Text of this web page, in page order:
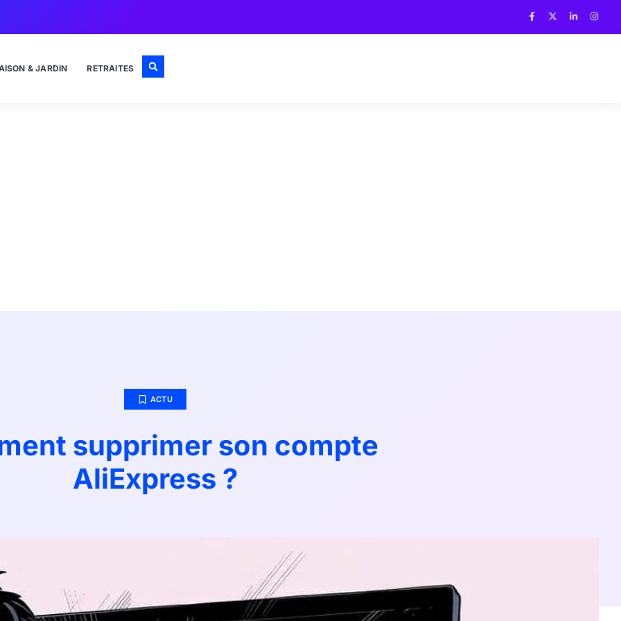
& JARDIN RETRAITES
ACTU
supprimer son compte
AliExpress ?